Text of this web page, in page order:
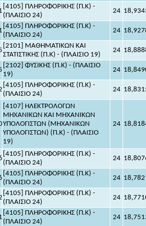
[4105] ΠΛΗΡΟΦΟΡΙΚΗΣ (Π.Κ) -
(ΠΛΑΙΣΙΟ 24)
24
[4105] ΠΛΗΡΟΦΟΡΙΚΗΣ (Π.Κ) -
(ΠΛΑΙΣΙΟ 24)
24
[2101] ΜΑΘΗΜΑΤΙΚΩΝ ΚΑΙ
ΣΤΑΤΙΣΤΙΚΗΣ (Π.Κ) - (ΠΛΑΙΣΙΟ 19)
24
[2102] ΦΥΣΙΚΗΣ (Π.Κ) - (ΠΛΑΙΣΙΟ
19)
24
[4105] ΠΛΗΡΟΦΟΡΙΚΗΣ (Π.Κ) -
(ΠΛΑΙΣΙΟ 24)
24
[4107] ΗΛΕΚΤΡΟΛΟΓΩΝ
ΜΗΧΑΝΙΚΩΝ ΚΑΙ ΜΗΧΑΝΙΚΩΝ
ΥΠΟΛΟΓΙΣΤΩΝ (ΜΗΧΑΝΙΚΩΝ
ΥΠΟΛΟΓΙΣΤΩΝ) (Π.Κ) - (ΠΛΑΙΣΙΟ
19)
24
[4105] ΠΛΗΡΟΦΟΡΙΚΗΣ (Π.Κ) -
(ΠΛΑΙΣΙΟ 24)
24
[4105] ΠΛΗΡΟΦΟΡΙΚΗΣ (Π.Κ) -
(ΠΛΑΙΣΙΟ 24)
24
[4105] ΠΛΗΡΟΦΟΡΙΚΗΣ (Π.Κ) -
(ΠΛΑΙΣΙΟ 24)
24
[4105] ΠΛΗΡΟΦΟΡΙΚΗΣ (Π.Κ) -
(ΠΛΑΙΣΙΟ 24)
24